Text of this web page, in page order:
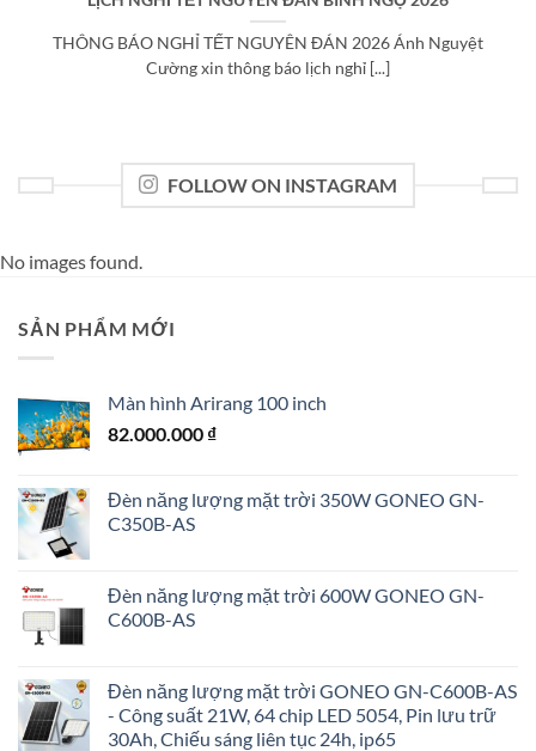
THÔNG BÁO NGHỈ TẾT NGUYÊN ĐÁN 2026 Ánh Nguyệt
Cường xin thông báo lịch nghỉ [...]
FOLLOW ON INSTAGRAM
No images found.
SẢN PHẨM MỚI
Màn hình Arirang 100 inch
82.000.000 ₫
Đèn năng lượng mặt trời 350W GONEO GN-
C350B-AS
Đèn năng lượng mặt trời 600W GONEO GN-
C600B-AS
Đèn năng lượng mặt trời GONEO GN-C600B-AS
- Công suất 21W, 64 chip LED 5054, Pin lưu trữ
30Ah, Chiếu sáng liên tục 24h, ip65